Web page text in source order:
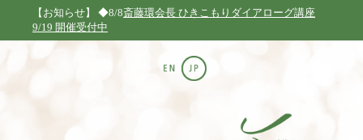
【お知らせ】 ◆8/8斎藤環会長 ひきこもりダイアローグ講座
9/19 開催受付中
プレスリリース
取材・講演依頼